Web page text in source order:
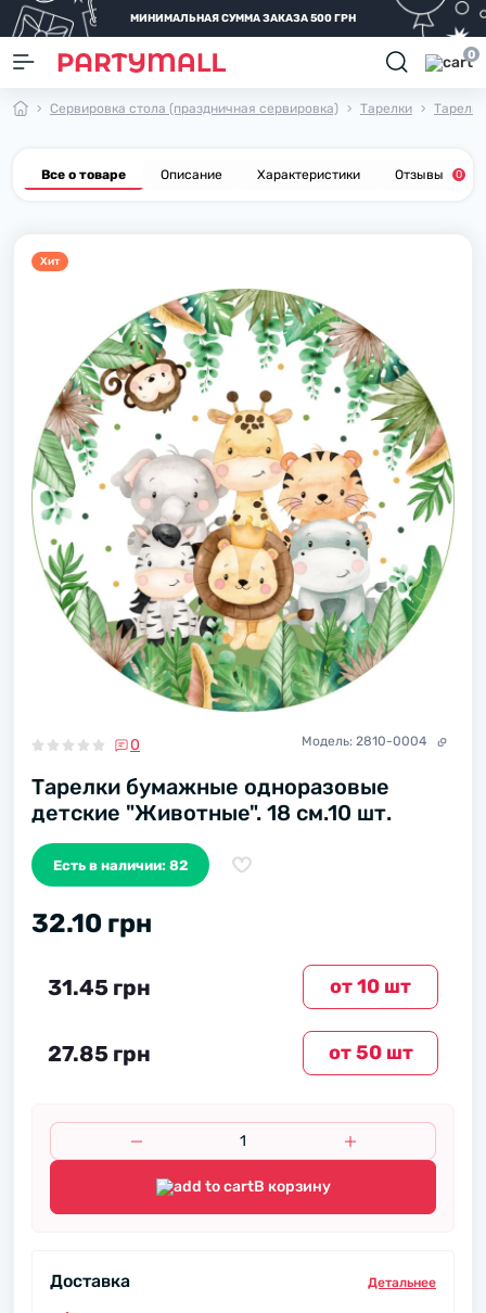
МИНИМАЛЬНАЯ СУММА ЗАКАЗА 500 ГРН
0
Сервировка стола (праздничная сервировка) Тарелки
Все о товаре Описание Характеристики Отзывы 0
Хит
0 Модель: 2810-0004
Тарелки бумажные одноразовые
детские "Животные". 18 см.10 шт.
Есть в наличии: 82
32.10 грн
от 10 шт
31.45 грн
от 50 шт
27.85 грн
В корзину
Доставка Детальнее